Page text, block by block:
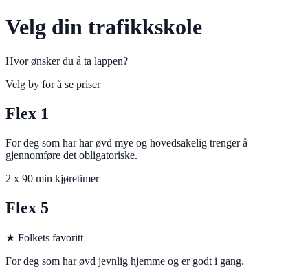
Velg din trafikkskole
Hvor ønsker du å ta lappen?
Velg by for å se priser
Flex 1
For deg som har har øvd mye og hovedsakelig trenger å
gjennomføre det obligatoriske.
2 x 90 min kjøretimer—
Flex 5
★ Folkets favoritt
For deg som har øvd jevnlig hjemme og er godt i gang.